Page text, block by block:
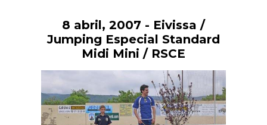
Vés
al
contingut
8 abril, 2007 - Eivissa /
Jumping Especial Standard
Midi Mini / RSCE